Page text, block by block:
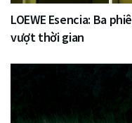
LOEWE Esencia: Ba
vượt thời gian